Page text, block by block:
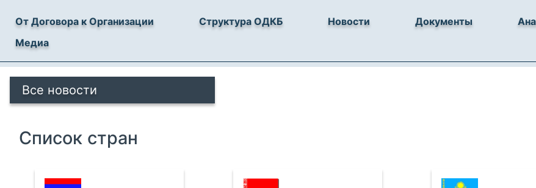
От Договора к Организации Структура ОДКБ Новости Документы
Медиа
Все новости
Список стран